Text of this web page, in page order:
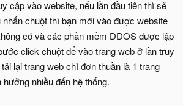
cập vào website, nếu lần đầu tiên thì sẽ
chuột thì bạn mới vào được website
có và các phần mềm DDOS được lập
click chuột để vào trang web ở lần truy
lại trang web chỉ đơn thuần là 1 trang
nhiều đến hệ thống.